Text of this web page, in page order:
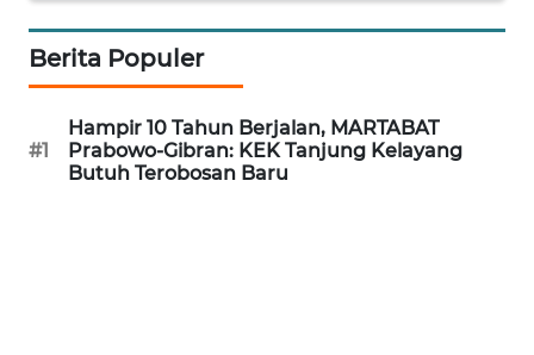
Berita Populer
#1
Hampir 10 Tahun Berjalan, MARTABAT
Prabowo-Gibran: KEK Tanjung Kelayang
Butuh Terobosan Baru
WN
JAMBI
WN
SULTRA